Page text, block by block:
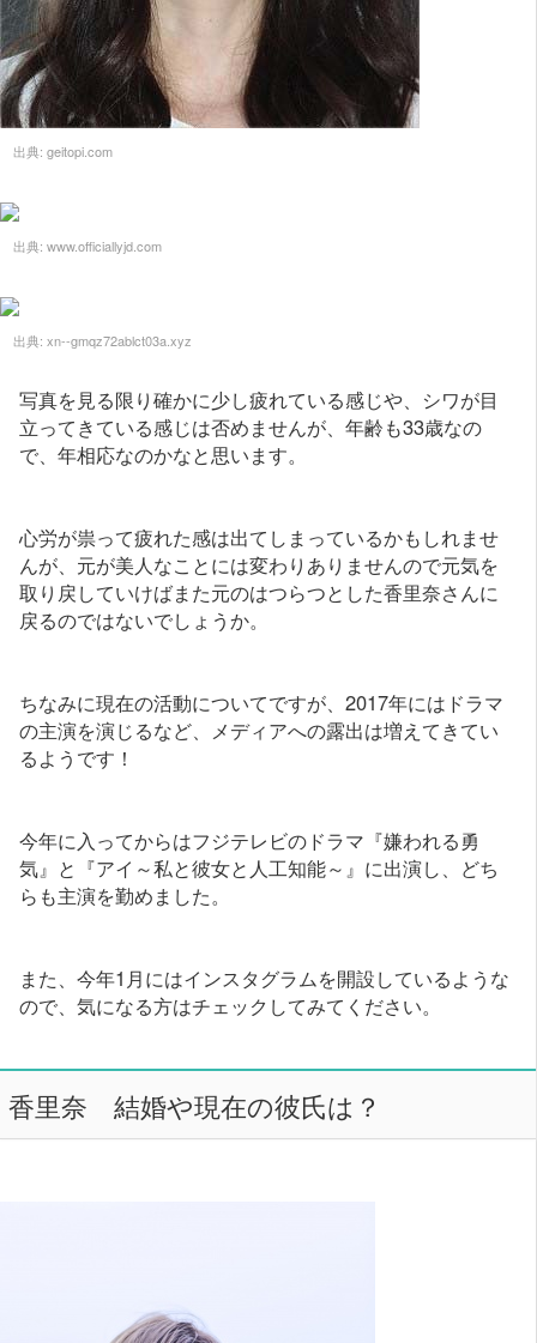
出典: geitopi.com
出典: www.officiallyjd.com
出典: xn--gmqz72ablct03a.xyz
写真を見る限り確かに少し疲れている感じや、シワが目
立ってきている感じは否めませんが、年齢も33歳なの
で、年相応なのかなと思います。
心労が祟って疲れた感は出てしまっているかもしれませ
んが、元が美人なことには変わりありませんので元気を
取り戻していけばまた元のはつらつとした香里奈さんに
戻るのではないでしょうか。
ちなみに現在の活動についてですが、2017年にはドラマ
の主演を演じるなど、メディアへの露出は増えてきてい
るようです！
今年に入ってからはフジテレビのドラマ『嫌われる勇
気』と『アイ～私と彼女と人工知能～』に出演し、どち
らも主演を勤めました。
また、今年1月にはインスタグラムを開設しているような
ので、気になる方はチェックしてみてください。
香里奈 結婚や現在の彼氏は？